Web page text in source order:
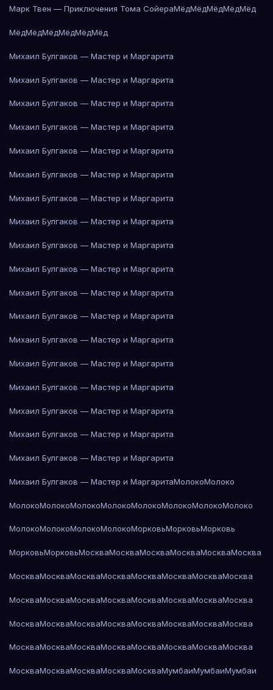
Марк Твен — Приключения Тома СойераМёдМёдМёдМёдМёд
МёдМёдМёдМёдМёдМёд
Михаил Булгаков — Мастер и Маргарита
Михаил Булгаков — Мастер и Маргарита
Михаил Булгаков — Мастер и Маргарита
Михаил Булгаков — Мастер и Маргарита
Михаил Булгаков — Мастер и Маргарита
Михаил Булгаков — Мастер и Маргарита
Михаил Булгаков — Мастер и Маргарита
Михаил Булгаков — Мастер и Маргарита
Михаил Булгаков — Мастер и Маргарита
Михаил Булгаков — Мастер и Маргарита
Михаил Булгаков — Мастер и Маргарита
Михаил Булгаков — Мастер и Маргарита
Михаил Булгаков — Мастер и Маргарита
Михаил Булгаков — Мастер и Маргарита
Михаил Булгаков — Мастер и Маргарита
Михаил Булгаков — Мастер и Маргарита
Михаил Булгаков — Мастер и Маргарита
Михаил Булгаков — Мастер и Маргарита
Михаил Булгаков — Мастер и МаргаритаМолокоМолоко
МолокоМолокоМолокоМолокоМолокоМолокоМолокоМолоко
МолокоМолокоМолокоМолокоМорковьМорковьМорковь
МорковьМорковьМоскваМоскваМоскваМоскваМоскваМосква
МоскваМоскваМоскваМоскваМоскваМоскваМоскваМосква
МоскваМоскваМоскваМоскваМоскваМоскваМоскваМосква
МоскваМоскваМоскваМоскваМоскваМоскваМоскваМосква
МоскваМоскваМоскваМоскваМоскваМоскваМоскваМосква
МоскваМоскваМоскваМоскваМоскваМумбаиМумбаиМумбаи